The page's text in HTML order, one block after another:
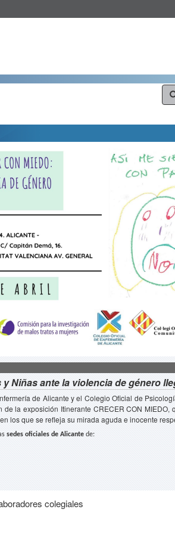
Niñas ante la violencia de género
de Alicante y el Colegio Oficial de
la exposición Itinerante CRECER CON
los que se refleja su mirada aguda e inocente
sedes oficiales de Alicante de:
colegiales